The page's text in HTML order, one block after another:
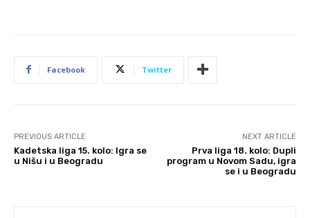
Facebook Twitter
PREVIOUS ARTICLE
Kadetska liga 15. kolo: Igra se
u Nišu i u Beogradu
NEXT ARTICLE
Prva liga 18. kolo: Dupli
program u Novom Sadu, igra
se i u Beogradu